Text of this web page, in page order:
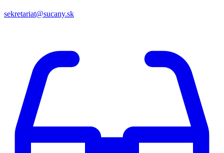
sekretariat@sucany.sk